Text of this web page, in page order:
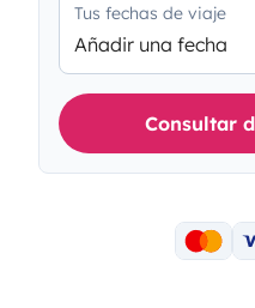
Tus fechas de viaje
Añadir una fecha
Consultar